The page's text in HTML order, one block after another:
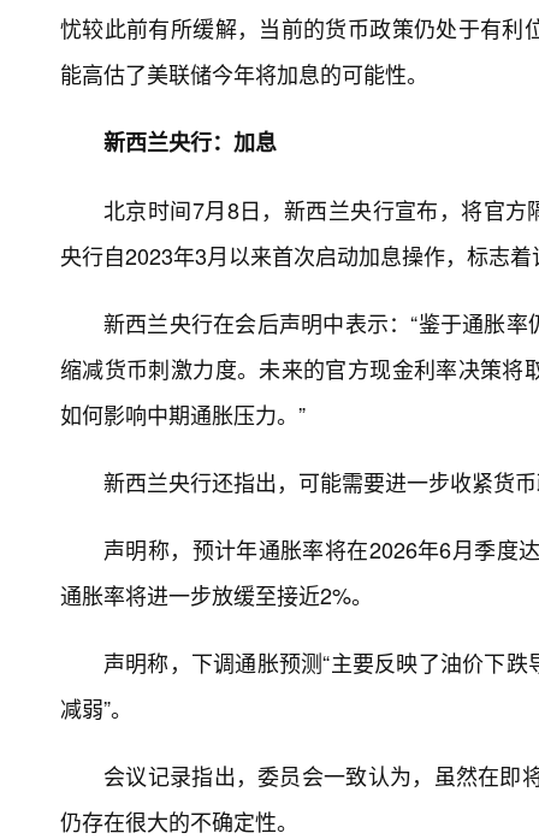
忧较此前有所缓解，当前的货币政策仍处于有
能高估了美联储今年将加息的可能性。
新西兰央行：加息
北京时间7月8日，新西兰央行宣布，将官
央行自2023年3月以来首次启动加息操作，标志
新西兰央行在会后声明中表示：“鉴于通胀
缩减货币刺激力度。未来的官方现金利率决策
如何影响中期通胀压力。”
新西兰央行还指出，可能需要进一步收紧货
声明称，预计年通胀率将在2026年6月季度
通胀率将进一步放缓至接近2%。
声明称，下调通胀预测“主要反映了油价下
减弱”。
会议记录指出，委员会一致认为，虽然在即
仍存在很大的不确定性。